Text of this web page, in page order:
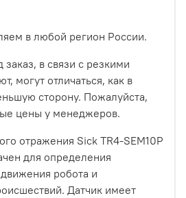
в любой регион России.
в связи с резкими
могут отличаться, как в
сторону. Пожалуйста,
цены у менеджеров.
отражения Sick TR4-SEM10P
для определения
робота и
Датчик имеет